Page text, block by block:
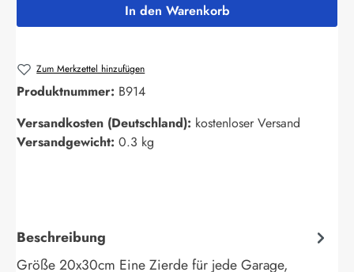
In den Warenkorb
Zum Merkzettel hinzufügen
Produktnummer: B914
Versandkosten (Deutschland): kostenloser Versand
Versandgewicht: 0.3 kg
Beschreibung
Größe 20x30cm Eine Zierde für jede Garage,